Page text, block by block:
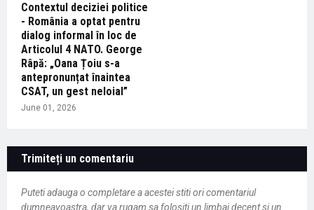
Contextul deciziei politice
- România a optat pentru
dialog informal în loc de
Articolul 4 NATO. George
Râpă: „Oana Țoiu s-a
antepronunțat înaintea
CSAT, un gest neloial”
June 01, 2026
Trimiteți un comentariu
Puteti adauga o completare a acestei stiti ori comentariul
dumneavoastra, dar va rugam sa folositi un limbaj decent si un